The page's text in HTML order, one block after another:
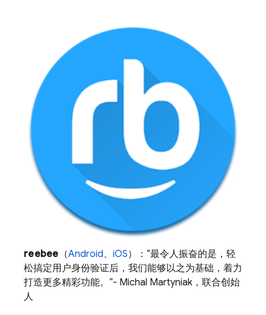
reebee （Android、 iOS）：“最令人振奋的是，轻
松搞定用户身份验证后，我们能够以之为基础，着力
打造更多精彩功能。”- Michal Martyniak，联合创始
人